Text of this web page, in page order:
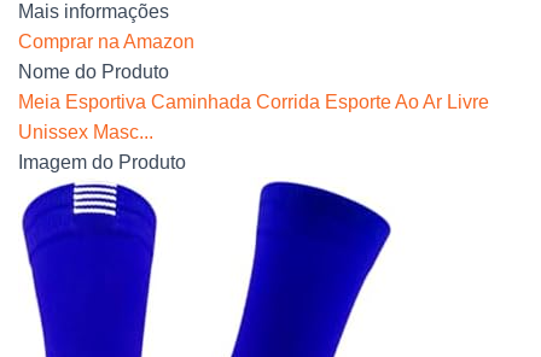
Mais informações
Comprar na Amazon
Nome do Produto
Meia Esportiva Caminhada Corrida Esporte Ao Ar Livre
Unissex Masc...
Imagem do Produto